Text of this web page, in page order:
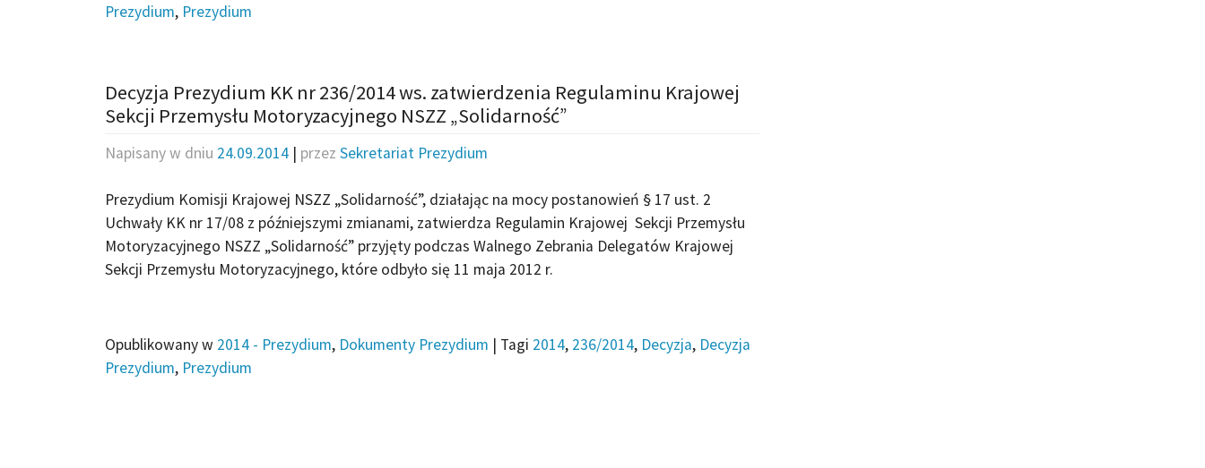
Prezydium, Prezydium
Decyzja Prezydium KK nr 236/2014 ws. zatwierdzenia Regulaminu Krajowej
Sekcji Przemysłu Motoryzacyjnego NSZZ „Solidarność”
Napisany w dniu 24.09.2014 | przez Sekretariat Prezydium
Prezydium Komisji Krajowej NSZZ „Solidarność”, działając na mocy postanowień § 17 ust. 2
Uchwały KK nr 17/08 z późniejszymi zmianami, zatwierdza Regulamin Krajowej Sekcji Przemysłu
Motoryzacyjnego NSZZ „Solidarność” przyjęty podczas Walnego Zebrania Delegatów Krajowej
Sekcji Przemysłu Motoryzacyjnego, które odbyło się 11 maja 2012 r.
Opublikowany w 2014 - Prezydium, Dokumenty Prezydium | Tagi 2014, 236/2014, Decyzja, Decyzja
Prezydium, Prezydium